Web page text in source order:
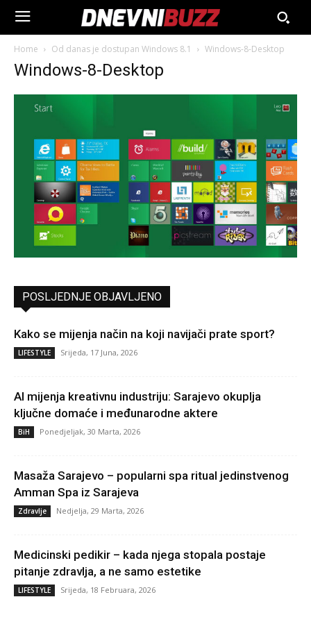
Home Od danas je dostupan Windows 8.1 Windows-8-Desktop
Windows-8-Desktop
POSLJEDNJE OBJAVLJENO
Kako se mijenja način na koji navijači prate sport?
LIFESTYLE Srijeda, 17 Juna, 2026
AI mijenja kreativnu industriju: Sarajevo okuplja
ključne domaće i međunarodne aktere
BiH Ponedjeljak, 30 Marta, 2026
Masaža Sarajevo – popularni spa ritual jedinstvenog
Amman Spa iz Sarajeva
Zdravlje Nedjelja, 29 Marta, 2026
Medicinski pedikir – kada njega stopala postaje
pitanje zdravlja, a ne samo estetike
LIFESTYLE Srijeda, 18 Februara, 2026